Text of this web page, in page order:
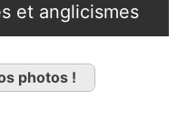
et anglicismes
photos !